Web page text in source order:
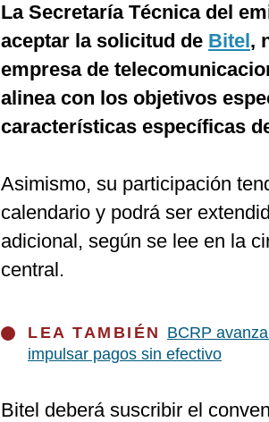
La Secretaría Técnica del
aceptar la solicitud de Bitel,
empresa de
alinea con los objetivos
características específicas
Asimismo, su participación
calendario y podrá ser
adicional, según se lee en la
central.
LEA TAMBIÉN BCRP
impulsar pagos sin efectivo
Bitel deberá suscribir el